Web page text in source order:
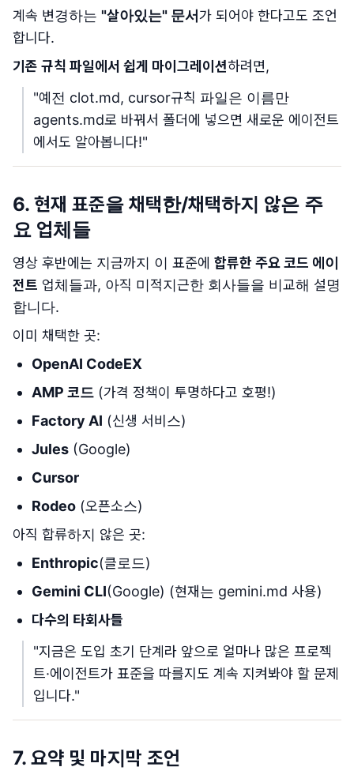
계속 변경하는 "살아있는" 문서가 되어야 한다고도 조언
합니다.
기존 규칙 파일에서 쉽게 마이그레이션하려면,
"예전 clot.md, cursor규칙 파일은 이름만
agents.md로 바꿔서 폴더에 넣으면 새로운 에이전트
에서도 알아봅니다!"
6. 현재 표준을 채택한/채택하지 않은 주
요 업체들
영상 후반에는 지금까지 이 표준에 합류한 주요 코드 에이
전트 업체들과, 아직 미적지근한 회사들을 비교해 설명
합니다.
이미 채택한 곳:
OpenAI CodeEX
AMP 코드 (가격 정책이 투명하다고 호평!)
Factory AI (신생 서비스)
Jules (Google)
Cursor
Rodeo (오픈소스)
아직 합류하지 않은 곳:
Enthropic(클로드)
Gemini CLI(Google) (현재는 gemini.md 사용)
다수의 타회사들
"지금은 도입 초기 단계라 앞으로 얼마나 많은 프로젝
트·에이전트가 표준을 따를지도 계속 지켜봐야 할 문제
입니다."
7. 요약 및 마지막 조언